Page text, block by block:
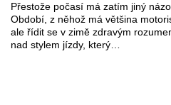
Přestože počasí má zatím jiný
Období, z něhož má většina
ale řídit se v zimě zdravým
nad stylem jízdy, který…